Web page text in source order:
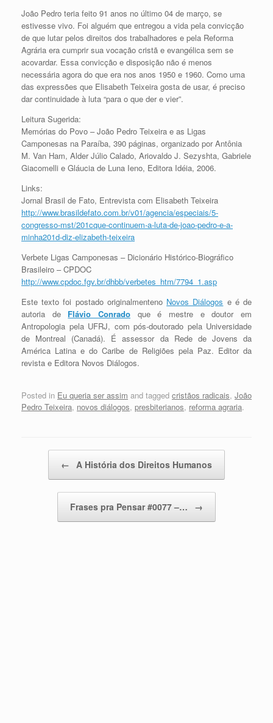
João Pedro teria feito 91 anos no último 04 de março, se
estivesse vivo. Foi alguém que entregou a vida pela convicção
de que lutar pelos direitos dos trabalhadores e pela Reforma
Agrária era cumprir sua vocação cristã e evangélica sem se
acovardar. Essa convicção e disposição não é menos
necessária agora do que era nos anos 1950 e 1960. Como uma
das expressões que Elisabeth Teixeira gosta de usar, é preciso
dar continuidade à luta “para o que der e vier”.
Leitura Sugerida:
Memórias do Povo – João Pedro Teixeira e as Ligas
Camponesas na Paraíba, 390 páginas, organizado por Antônia
M. Van Ham, Alder Júlio Calado, Ariovaldo J. Sezyshta, Gabriele
Giacomelli e Gláucia de Luna Ieno, Editora Idéia, 2006.
Links:
Jornal Brasil de Fato, Entrevista com Elisabeth Teixeira
http://www.brasildefato.com.br/v01/agencia/especiais/5-
congresso-mst/201cque-continuem-a-luta-de-joao-pedro-e-a-
minha201d-diz-elizabeth-teixeira
Verbete Ligas Camponesas – Dicionário Histórico-Biográfico
Brasileiro – CPDOC
http://www.cpdoc.fgv.br/dhbb/verbetes_htm/7794_1.asp
Este texto foi postado originalmenteno Novos Diálogos e é de
autoria de Flávio Conrado que é mestre e doutor em
Antropologia pela UFRJ, com pós-doutorado pela Universidade
de Montreal (Canadá). É assessor da Rede de Jovens da
América Latina e do Caribe de Religiões pela Paz. Editor da
revista e Editora Novos Diálogos.
Posted in Eu queria ser assim and tagged cristãos radicais, João
Pedro Teixeira, novos diálogos, presbiterianos, reforma agraria.
← A História dos Direitos Humanos
Frases pra Pensar #0077 –… →